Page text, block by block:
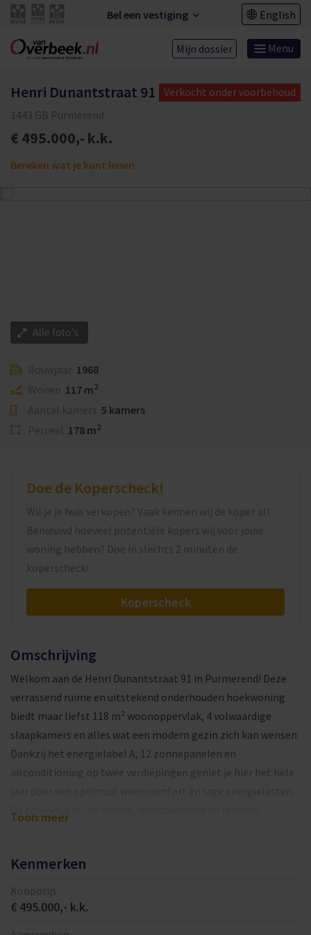
Bel een vestiging English
Mijn dossier Menu
Henri Dunantstraat 91
Verkocht onder voorbehoud
1443 GB Purmerend
€ 495.000,- k.k.
Bereken wat je kunt lenen
1968
117 m2
5 kamers
178 m2
Doe de Koperscheck!
Wil je je huis verkopen? Vaak kennen wij de koper al!
Benieuwd hoeveel potentiële kopers wij voor jouw
woning hebben? Doe in slechts 2 minuten de
koperscheck!
Koperscheck
Omschrijving
Welkom aan de Henri Dunantstraat 91 in Purmerend! Deze
verrassend ruime en uitstekend onderhouden hoekwoning
biedt maar liefst 118 m² woonoppervlak, 4 volwaardige
slaapkamers en alles wat een modern gezin zich kan wensen.
Dankzij het energielabel A, 12 zonnepanelen en
airconditioning op twee verdiepingen geniet je hier het hele
De combinatie van ruimte, duurzaamheid en recente
locatie.
De woning ligt in de geliefde wijk Wheermolen, een groene
en rustige omgeving met alle voorzieningen binnen
Toon meer
Kenmerken
Koopprijs
€ 495.000,- k.k.